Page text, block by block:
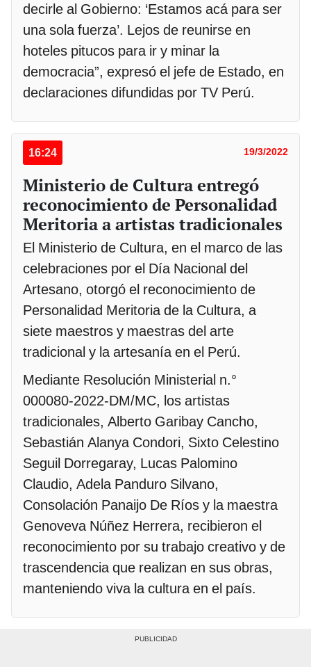
decirle al Gobierno: ‘Estamos acá para ser
una sola fuerza’. Lejos de reunirse en
hoteles pitucos para ir y minar la
democracia”, expresó el jefe de Estado, en
declaraciones difundidas por TV Perú.
16:24 19/3/2022
Ministerio de Cultura entregó
reconocimiento de Personalidad
Meritoria a artistas tradicionales
El Ministerio de Cultura, en el marco de las
celebraciones por el Día Nacional del
Artesano, otorgó el reconocimiento de
Personalidad Meritoria de la Cultura, a
siete maestros y maestras del arte
tradicional y la artesanía en el Perú.
Mediante Resolución Ministerial n.°
000080-2022-DM/MC, los artistas
tradicionales, Alberto Garibay Cancho,
Sebastián Alanya Condori, Sixto Celestino
Seguil Dorregaray, Lucas Palomino
Claudio, Adela Panduro Silvano,
Consolación Panaijo De Ríos y la maestra
Genoveva Núñez Herrera, recibieron el
reconocimiento por su trabajo creativo y de
trascendencia que realizan en sus obras,
manteniendo viva la cultura en el país.